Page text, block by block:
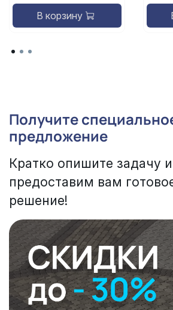
В корзину
Получите
предложение
Кратко опишите задачу
предоставим вам
решение!